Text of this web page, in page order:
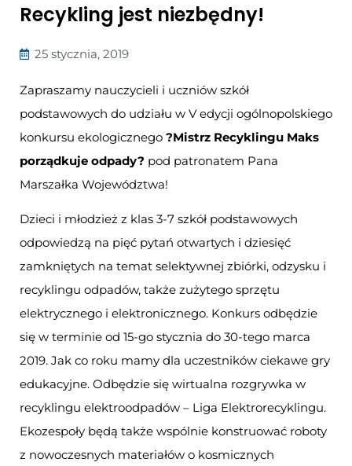
Recykling jest niezbędny!
25 stycznia, 2019
Zapraszamy nauczycieli i uczniów szkół
podstawowych do udziału w V edycji ogólnopolskiego
konkursu ekologicznego ?Mistrz Recyklingu Maks
porządkuje odpady? pod patronatem Pana
Marszałka Województwa!
Dzieci i młodzież z klas 3-7 szkół podstawowych
odpowiedzą na pięć pytań otwartych i dziesięć
zamkniętych na temat selektywnej zbiórki, odzysku i
recyklingu odpadów, także zużytego sprzętu
elektrycznego i elektronicznego. Konkurs odbędzie
się w terminie od 15-go stycznia do 30-tego marca
2019. Jak co roku mamy dla uczestników ciekawe gry
edukacyjne. Odbędzie się wirtualna rozgrywka w
recyklingu elektroodpadów – Liga Elektrorecyklingu.
Ekozespoły będą także wspólnie konstruować roboty
z nowoczesnych materiałów o kosmicznych